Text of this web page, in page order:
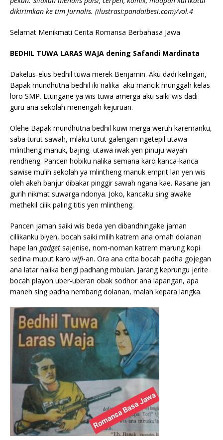
dikirimkan ke tim Jurnalis. (ilustrasi:pandaibesi.com)/vol.4
Selamat Menikmati Cerita Romansa Berbahasa Jawa
BEDHIL TUWA LARAS WAJA dening Safandi Mardinata
Dakelus-elus bedhil tuwa merek Benjamin. Aku dadi kelingan,
Bapak mundhutna bedhil iki nalika aku mancik munggah kelas
loro SMP. Etungane ya wis tuwa amerga aku saiki wis dadi
guru ana sekolah menengah kejuruan.
Olehe Bapak mundhutna bedhil kuwi merga weruh karemanku,
saba turut sawah, mlaku turut galengan ngetepil utawa
mlintheng manuk, bajing, utawa iwak yen pinuju wayah
rendheng. Pancen hobiku nalika semana karo kanca-kanca
sawise mulih sekolah ya mlintheng manuk emprit lan yen wis
oleh akeh banjur dibakar pinggir sawah ngana kae. Rasane jan
gurih nikmat suwarga ndonya. Joko, kancaku sing awake
methekil cilik paling titis yen mlintheng.
Pancen jaman saiki wis beda yen dibandhingake jaman
cillikanku biyen, bocah saiki milih katrem ana omah dolanan
hape lan gadget sajenise, nom-noman katrem marung kopi
sedina muput karo wifi-an. Ora ana crita bocah padha gojegan
ana latar nalika bengi padhang mbulan. Jarang keprungu jerite
bocah playon uber-uberan obak sodhor ana lapangan, apa
maneh sing padha nembang dolanan, malah kepara langka.